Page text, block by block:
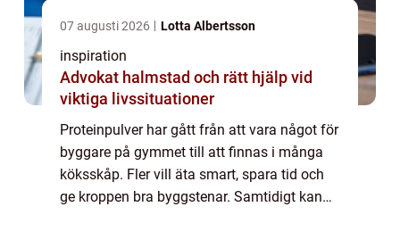
07 augusti 2026 Lotta Albertsson
inspiration
Advokat halmstad och rätt hjälp vid
viktiga livssituationer
Proteinpulver har gått från att vara något för
byggare på gymmet till att finnas i många
köksskåp. Fler vill äta smart, spara tid och
ge kroppen bra byggstenar. Samtidigt kan